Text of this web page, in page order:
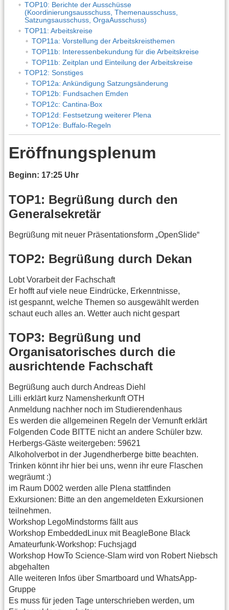
TOP10: Berichte der Ausschüsse
(Koordinierungsausschuss, Themenausschuss,
Satzungsausschuss, OrgaAusschuss)
TOP11: Arbeitskreise
TOP11a: Vorstellung der Arbeitskreisthemen
TOP11b: Interessenbekundung für die Arbeitskreise
TOP11b: Zeitplan und Einteilung der Arbeitskreise
TOP12: Sonstiges
TOP12a: Ankündigung Satzungsänderung
TOP12b: Fundsachen Emden
TOP12c: Cantina-Box
TOP12d: Festsetzung weiterer Plena
TOP12e: Buffalo-Regeln
Eröffnungsplenum
Beginn: 17:25 Uhr
TOP1: Begrüßung durch den
Generalsekretär
Begrüßung mit neuer Präsentationsform „OpenSlide“
TOP2: Begrüßung durch Dekan
Lobt Vorarbeit der Fachschaft
Er hofft auf viele neue Eindrücke, Erkenntnisse,
ist gespannt, welche Themen so ausgewählt werden
schaut euch alles an. Wetter auch nicht gespart
TOP3: Begrüßung und
Organisatorisches durch die
ausrichtende Fachschaft
Begrüßung auch durch Andreas Diehl
Lilli erklärt kurz Namensherkunft OTH
Anmeldung nachher noch im Studierendenhaus
Es werden die allgemeinen Regeln der Vernunft erklärt
Folgenden Code BITTE nicht an andere Schüler bzw.
Herbergs-Gäste weitergeben: 59621
Alkoholverbot in der Jugendherberge bitte beachten.
Trinken könnt ihr hier bei uns, wenn ihr eure Flaschen
wegräumt :)
im Raum D002 werden alle Plena stattfinden
Exkursionen: Bitte an den angemeldeten Exkursionen
teilnehmen.
Workshop LegoMindstorms fällt aus
Workshop EmbeddedLinux mit BeagleBone Black
Amateurfunk-Workshop: Fuchsjagd
Workshop HowTo Science-Slam wird von Robert Niebsch
abgehalten
Alle weiteren Infos über Smartboard und WhatsApp-
Gruppe
Es muss für jeden Tage unterschrieben werden, um